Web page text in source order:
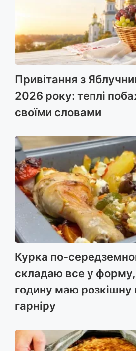
Привітання з
2026 року: теплі
своїми словами
Курка по-
складаю все у форму,
годину маю розкішну
гарніру